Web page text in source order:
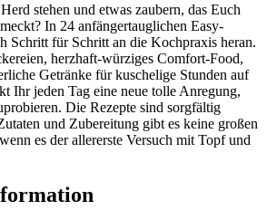
stehen und etwas zaubern, das Euch
In 24 anfängertauglichen Easy-
Schritt für Schritt an die Kochpraxis heran.
herzhaft-würziges Comfort-Food,
Getränke für kuschelige Stunden auf
Ihr jeden Tag eine neue tolle Anregung,
Die Rezepte sind sorgfältig
und Zubereitung gibt es keine großen
es der allererste Versuch mit Topf und